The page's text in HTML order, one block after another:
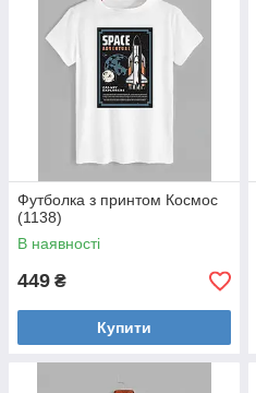
Футболка з принтом Космос
(1138)
В наявності
449 ₴
Купити